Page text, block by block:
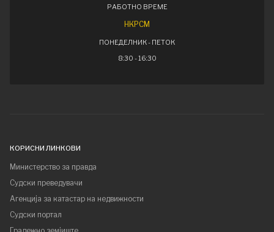
РАБОТНО ВРЕМЕ
НКРСМ
ПОНЕДЕЛНИК - ПЕТОК
8:30 - 16:30
КОРИСНИ ЛИНКОВИ
Министерство за правда
Судски преведувачи
Агенција за катастар на недвижности
Судски портал